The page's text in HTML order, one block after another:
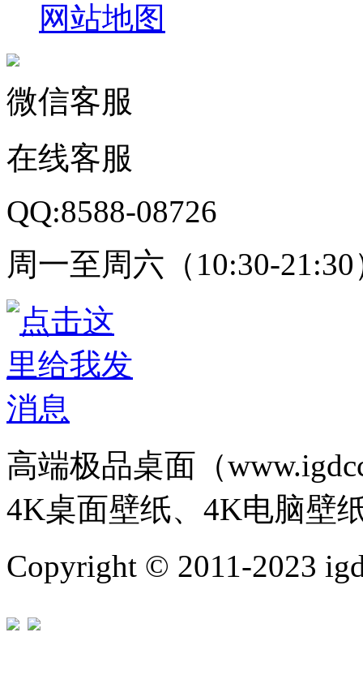
网站地图
微信客服
在线客服
QQ:8588-08726
周一至周六（10:30-21:30
高端极品桌面（
4K桌面壁纸、4K电脑壁
Copyright © 2011-2023